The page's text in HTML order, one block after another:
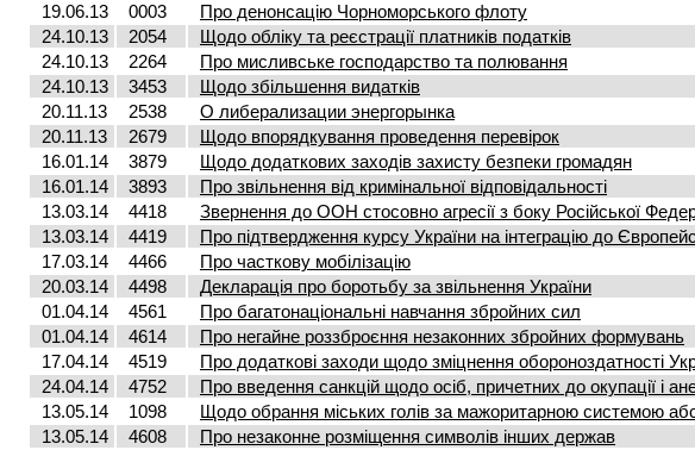
19.06.13
0003 Про денонсацію Чорноморського флоту
24.10.13
2054 Щодо обліку та реєстрації платників податків
24.10.13
2264 Про мисливське господарство та полювання
24.10.13
3453 Щодо збільшення видатків
20.11.13
2538 О либерализации энергорынка
20.11.13
2679 Щодо впорядкування проведення перевірок
16.01.14
3879 Щодо додаткових заходів захисту безпеки громадян
16.01.14
3893 Про звільнення від кримінальної відповідальності
13.03.14
4418 Звернення до ООН стосовно агресії з боку Російської
13.03.14
4419 Про підтвердження курсу України на інтеграцію до
17.03.14
4466 Про часткову мобілізацію
20.03.14
4498 Декларація про боротьбу за звільнення України
01.04.14
4561 Про багатонаціональні навчання збройних сил
01.04.14
4614 Про негайне роззброєння незаконних збройних формувань
17.04.14
4519 Про додаткові заходи щодо зміцнення обороноздатності
24.04.14
4752 Про введення санкцій щодо осіб, причетних до окупації і
13.05.14
1098 Щодо обрання міських голів за мажоритарною системою
13.05.14
4608 Про незаконне розміщення символів інших держав